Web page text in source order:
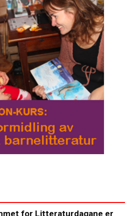
for Litteraturdagane er